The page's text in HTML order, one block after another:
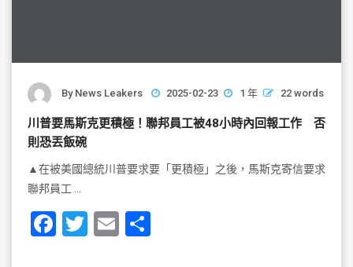
By News Leakers 2025-02-23 1 年 22 words
川普要馬斯克更積極！聯邦員工被48小時內回報工作 否
則恐丟飯碗
▲在被美國總統川普要求要「更積極」之後，馬斯克寄信要求
聯邦員工 …
F
T
E